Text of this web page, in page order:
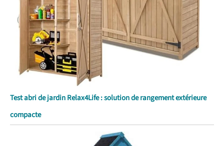
Test abri de jardin Relax4Life : solution de rangement extérieure
compacte